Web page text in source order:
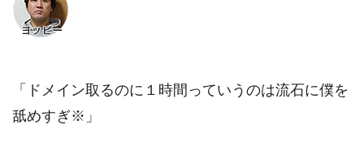
「ドメイン取るのに１時間っていうのは流石に僕を
舐めすぎ※」